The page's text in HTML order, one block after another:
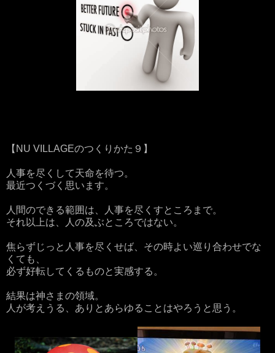
【NU VILLAGEのつくりかた９】
人事を尽くして天命を待つ。
最近つくづく思います。
人間のできる範囲は、人事を尽くすところまで。
それ以上は、人の及ぶところではない。
焦らずじっと人事を尽くせば、その時よい巡り合わせでな
くても、
必ず好転してくるものと実感する。
結果は神さまの領域。
人が考えうる、ありとあらゆることはやろうと思う。